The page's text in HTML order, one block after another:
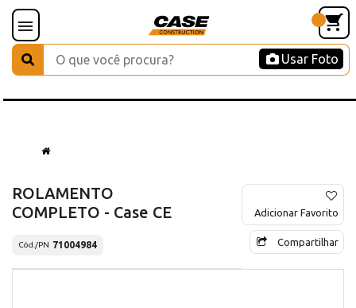
Usar Foto
ROLAMENTO
COMPLETO - Case CE
Cód./PN 71004984
Adicionar Favorito
Compartilhar